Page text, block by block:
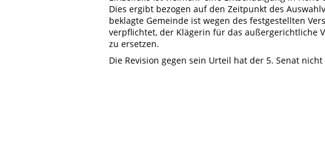
Dies ergibt bezogen auf den Zeitpunkt des
beklagte Gemeinde ist wegen des festgestellten
verpflichtet, der Klägerin für das außergerichtliche
zu ersetzen.
Die Revision gegen sein Urteil hat der 5. Senat nicht